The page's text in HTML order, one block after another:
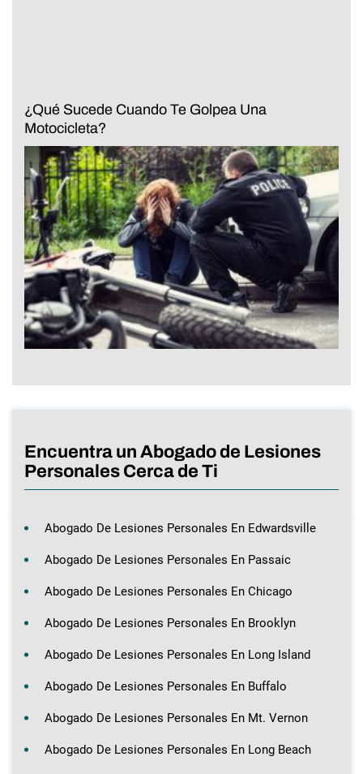
¿Qué Sucede Cuando Te Golpea Una
Motocicleta?
Encuentra un Abogado de Lesiones
Personales Cerca de Ti
Abogado De Lesiones Personales En Edwardsville
Abogado De Lesiones Personales En Passaic
Abogado De Lesiones Personales En Chicago
Abogado De Lesiones Personales En Brooklyn
Abogado De Lesiones Personales En Long Island
Abogado De Lesiones Personales En Buffalo
Abogado De Lesiones Personales En Mt. Vernon
Abogado De Lesiones Personales En Long Beach